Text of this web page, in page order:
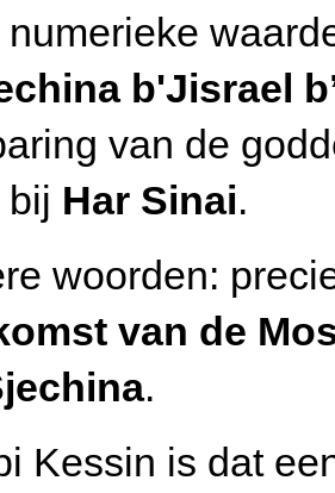
b'Jisrael
van de
bij Har Sinai.
woorden:
van de
.
Kessin is dat